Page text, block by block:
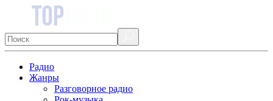
Радио
Жанры
Разговорное радио